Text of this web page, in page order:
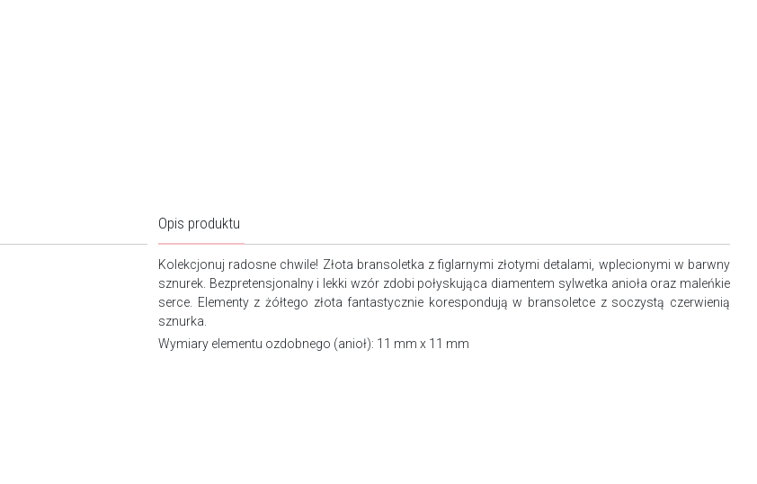
Opis produktu
Kolekcjonuj radosne chwile! Złota bransoletka z figlarnymi złotymi detalami, wplecionymi w barwny
sznurek. Bezpretensjonalny i lekki wzór zdobi połyskująca diamentem sylwetka anioła oraz maleńkie
serce. Elementy z żółtego złota fantastycznie korespondują w bransoletce z soczystą czerwienią
sznurka.
Wymiary elementu ozdobnego (anioł): 11 mm x 11 mm